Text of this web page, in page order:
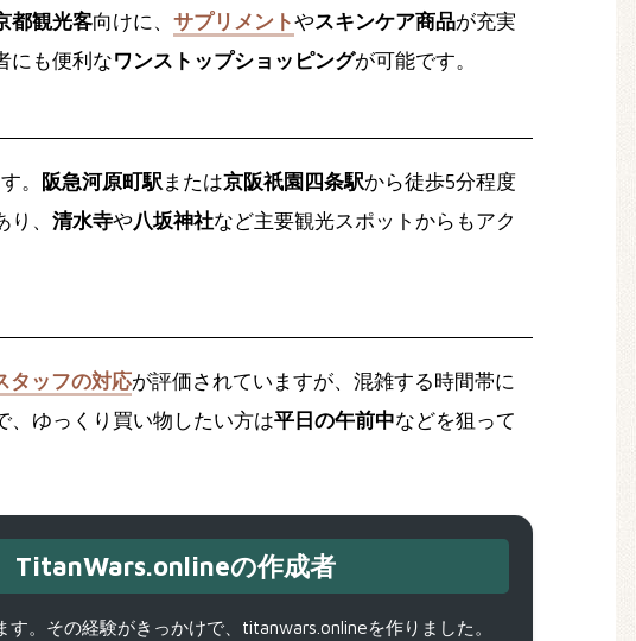
都観光客向けに、 サプリメントやスキンケア商品が充実
にも便利なワンストップショッピングが可能です。
。 阪急河原町駅 または京阪祇園四条駅から徒歩5分程度
、 清水寺や八坂神社など主要観光スポットからもアク
タッフの対応が評価されていますが、混雑する時間帯に
、ゆっくり買い物したい方は平日の午前中などを狙って
TitanWars.onlineの作成者
。その経験がきっかけで、titanwars.onlineを作りました。